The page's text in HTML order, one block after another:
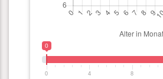
0
0 4 8